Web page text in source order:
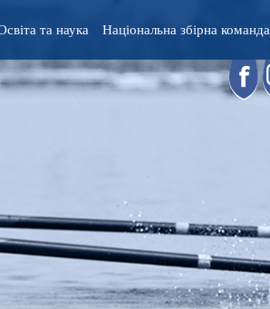
та наука Національна збірна команда